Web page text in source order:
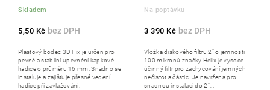
Skladem
5,50 Kč
Plastový bodec 3D Fix je určen pro
pevné a stabilní upevnění kapkové
hadice o průměru 16 mm. Snadno se
instaluje a zajišťuje přesné vedení
hadice při zavlažování.
Na poptávku
3 390 Kč
Vložka diskového filtru 2" o jemnosti
100 mikronů značky Helix je vysoce
účinný filtr pro zachycování jemných
nečistot a částic. Je navržena pro
snadnou instalaci do 2"...